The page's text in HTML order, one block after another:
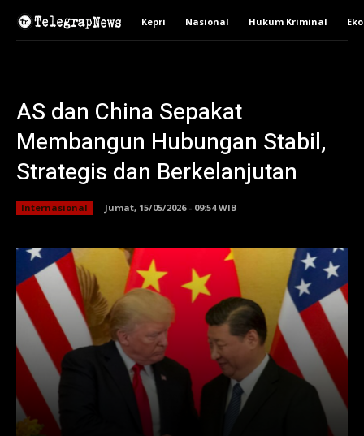
Kepri Nasional Hukum Kriminal
AS dan China Sepakat
Membangun Hubungan Stabil,
Strategis dan Berkelanjutan
Internasional Jumat, 15/05/2026 - 09:54 WIB